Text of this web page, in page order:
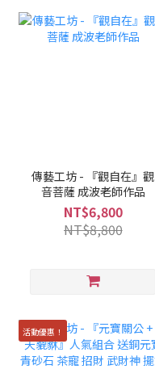
傳藝工坊 - 『觀自在』觀
音菩薩 成波老師作品
NT$6,800
NT$8,800
活動優惠！